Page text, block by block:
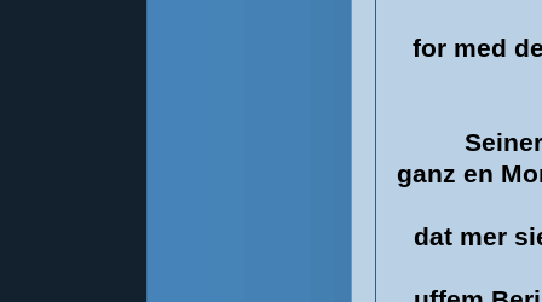
for med
ganz en
dat mer